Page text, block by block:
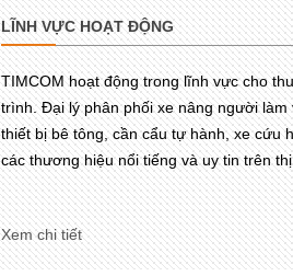
LĨNH VỰC HOẠT ĐỘNG
TIMCOM hoạt động trong lĩnh vực cho
trình. Đại lý phân phối xe nâng người làm
thiết bị bê tông, cần cẩu tự hành, xe cứu
các thương hiệu nổi tiếng và uy tin trên
Xem chi tiết